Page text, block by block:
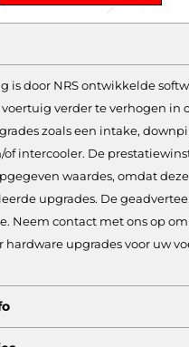
is door NRS ontwikkelde
voertuig verder te verhogen in
zoals een intake,
intercooler. De
waardes, omdat
upgrades. De
Neem contact met ons op
hardware upgrades voor uw